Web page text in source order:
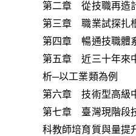
第二章 從技職再造
第三章 職業試探扎
第四章 暢通技職體
第五章 近三十年來
析─以工業類為例
第六章 技術型高級
第七章 臺灣現階段
科教師培育質與量提